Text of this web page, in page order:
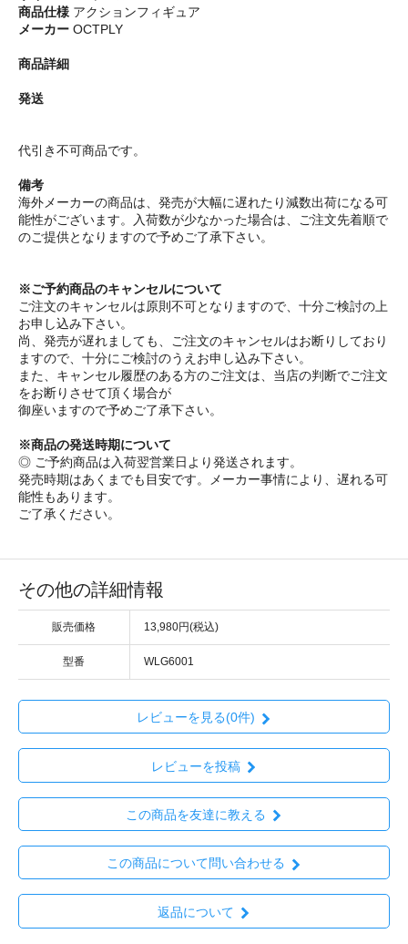
商品仕様 アクションフィギュア
メーカー OCTPLY
商品詳細
発送
代引き不可商品です。
備考
海外メーカーの商品は、発売が大幅に遅れたり減数出荷になる可
能性がございます。入荷数が少なかった場合は、ご注文先着順で
のご提供となりますので予めご了承下さい。
※ご予約商品のキャンセルについて
ご注文のキャンセルは原則不可となりますので、十分ご検討の上
お申し込み下さい。
尚、発売が遅れましても、ご注文のキャンセルはお断りしており
ますので、十分にご検討のうえお申し込み下さい。
また、キャンセル履歴のある方のご注文は、当店の判断でご注文
をお断りさせて頂く場合が
御座いますので予めご了承下さい。
※商品の発送時期について
◎ ご予約商品は入荷翌営業日より発送されます。
発売時期はあくまでも目安です。メーカー事情により、遅れる可
能性もあります。
ご了承ください。
その他の詳細情報
販売価格 13,980円(税込)
型番 WLG6001
レビューを見る(0件)
レビューを投稿
この商品を友達に教える
この商品について問い合わせる
返品について